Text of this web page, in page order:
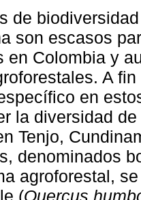
de
son escasos
en Colombia y
A
en
la diversidad
Tenjo,
denominados
agroforestal,
(Quercus